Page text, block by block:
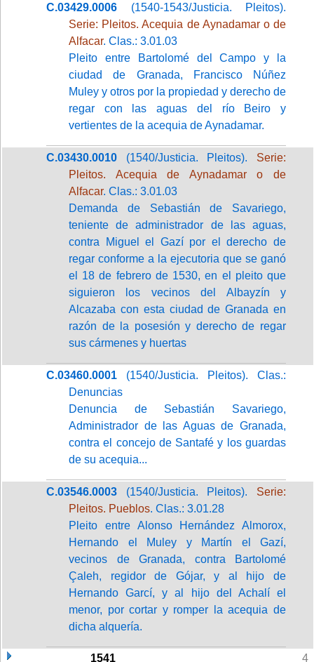
C.03429.0006 (1540-1543/Justicia. Pleitos).
Serie: Pleitos. Acequia de Aynadamar o de
Alfacar. Clas.: 3.01.03
Pleito entre Bartolomé del Campo y la
ciudad de Granada, Francisco Núñez
Muley y otros por la propiedad y derecho de
regar con las aguas del río Beiro y
vertientes de la acequia de Aynadamar.
C.03430.0010 (1540/Justicia. Pleitos). Serie:
Pleitos. Acequia de Aynadamar o de
Alfacar. Clas.: 3.01.03
Demanda de Sebastián de Savariego,
teniente de administrador de las aguas,
contra Miguel el Gazí por el derecho de
regar conforme a la ejecutoria que se ganó
el 18 de febrero de 1530, en el pleito que
siguieron los vecinos del Albayzín y
Alcazaba con esta ciudad de Granada en
razón de la posesión y derecho de regar
sus cármenes y huertas
C.03460.0001 (1540/Justicia. Pleitos). Clas.:
Denuncias
Denuncia de Sebastián Savariego,
Administrador de las Aguas de Granada,
contra el concejo de Santafé y los guardas
de su acequia...
C.03546.0003 (1540/Justicia. Pleitos). Serie:
Pleitos. Pueblos. Clas.: 3.01.28
Pleito entre Alonso Hernández Almorox,
Hernando el Muley y Martín el Gazí,
vecinos de Granada, contra Bartolomé
Çaleh, regidor de Gójar, y al hijo de
Hernando Garcí, y al hijo del Achalí el
menor, por cortar y romper la acequia de
dicha alquería.
1541 4